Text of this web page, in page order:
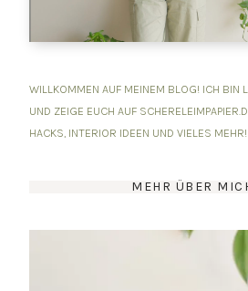
WILLKOMMEN AUF MEINEM BLOG! ICH BIN
UND ZEIGE EUCH AUF
HACKS, INTERIOR IDEEN UND VIELES MEHR!
MEHR ÜBER